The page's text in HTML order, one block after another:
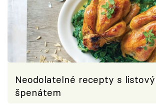
Neodolatelné recepty s
špenátem